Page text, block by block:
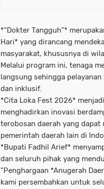
*“Dokter Tangguh”*
Hari* yang dirancang
masyarakat, khususnya di
Melalui program ini, tenaga
langsung sehingga
dan inklusif.
*Cita Loka Fest 2026*
menghadirkan inovasi
terobosan daerah yang
pemerintah daerah lain di
*Bupati Fadhil Arief*
dan seluruh pihak yang
"Penghargaan *Anugerah
kami persembahkan untuk